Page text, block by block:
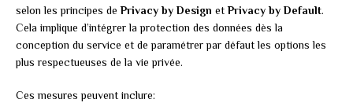
selon les principes dePrivacy by Design etPrivacy by Default.
Cela implique d’intégrer la protection des données dès la
conception du service et de paramétrer par défaut les options les
plus respectueuses de la vie privée.
Ces mesures peuvent inclure: